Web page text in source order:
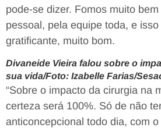
pode-se dizer. Fomos muito
pessoal, pela equipe toda, e
gratificante, muito bom.
Divaneide Vieira falou sobre o
sua vida/Foto: Izabelle Farias/
“Sobre o impacto da cirurgia na
certeza será 100%. Só de não
anticoncepcional todo dia, com